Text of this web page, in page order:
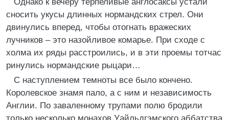
сносить укусы длинных нормандских стрел. Они
двинулись вперед, чтобы отогнать вражеских
лучников – это назойливое комарье. При сходе с
холма их ряды расстроились, и в эти проемы тотчас
ринулись нормандские рыцари…
С наступлением темноты все было кончено.
Королевское знамя пало, а с ним и независимость
Англии. По заваленному трупами полю бродили